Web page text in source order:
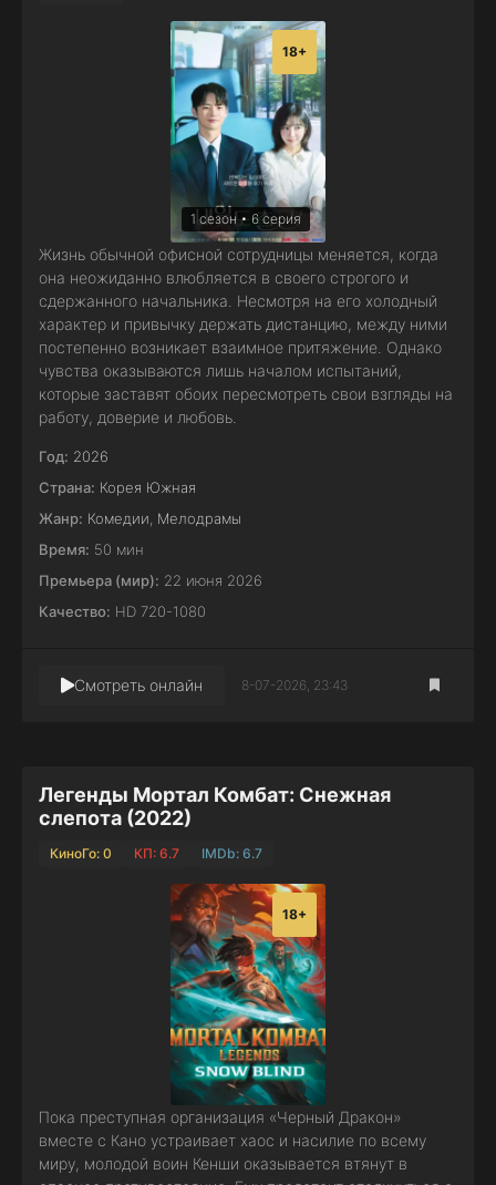
1 сезон • 6 серия
18+
Жизнь обычной офисной сотрудницы меняется, когда
она неожиданно влюбляется в своего строгого и
сдержанного начальника. Несмотря на его холодный
характер и привычку держать дистанцию, между ними
постепенно возникает взаимное притяжение. Однако
чувства оказываются лишь началом испытаний,
которые заставят обоих пересмотреть свои взгляды на
работу, доверие и любовь.
Год: 2026
Страна: Корея Южная
Жанр: Комедии Мелодрамы
Время: 50 мин
Премьера (мир): 22 июня 2026
Качество: HD 720-1080
Смотреть онлайн 8-07-2026, 23:43
Легенды Мортал Комбат: Снежная
слепота (2022)
КиноГо: 0 КП: 6.7 IMDb: 6.7
18+
Пока преступная организация «Черный Дракон»
вместе с Кано устраивает хаос и насилие по всему
миру, молодой воин Кенши оказывается втянут в